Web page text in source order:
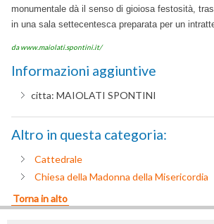
monumentale dà il senso di gioiosa festosità,
in una sala settecentesca preparata per un
da www.maiolati.spontini.it/
Informazioni aggiuntive
citta: MAIOLATI SPONTINI
Altro in questa categoria:
Cattedrale
Chiesa della Madonna della Misericordia
Torna in alto